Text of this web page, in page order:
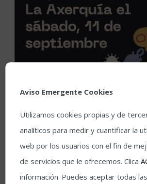
Loquillo actuará en La
sábado, 11 de septiembre
El Festival de la Guitarra y Loquillo
Aviso Emergente Cookies
Utilizamos cookies propias y de
analíticos para medir y cuantificar la
web por los usuarios con el fin de
de servicios que le ofrecemos. Clica
información. Puedes aceptar todas